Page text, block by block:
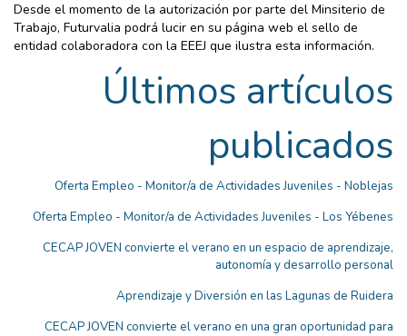
Desde el momento de la autorización por parte del Minsiterio de
Trabajo, Futurvalia podrá lucir en su página web el sello de
entidad colaboradora con la EEEJ que ilustra esta información.
Últimos artículos
publicados
Oferta Empleo - Monitor/a de Actividades Juveniles - Noblejas
Oferta Empleo - Monitor/a de Actividades Juveniles - Los Yébenes
CECAP JOVEN convierte el verano en un espacio de aprendizaje,
autonomía y desarrollo personal
Aprendizaje y Diversión en las Lagunas de Ruidera
CECAP JOVEN convierte el verano en una gran oportunidad para